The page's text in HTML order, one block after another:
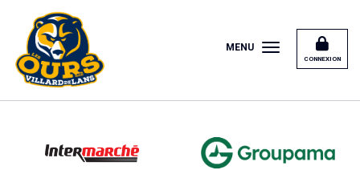
CONNEXION
MENU
Panneau de gestion des cookies